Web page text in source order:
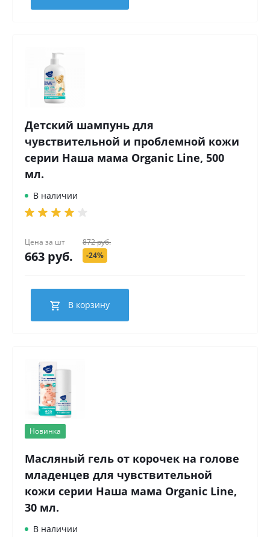
Детский шампунь для
чувствительной и проблемной кожи
серии Наша мама Organic Line, 500
мл.
В наличии
Цена за шт
663 руб.
872 руб.
-24%
В корзину
Новинка
Масляный гель от корочек на голове
младенцев для чувствительной
кожи серии Наша мама Organic Line,
30 мл.
В наличии